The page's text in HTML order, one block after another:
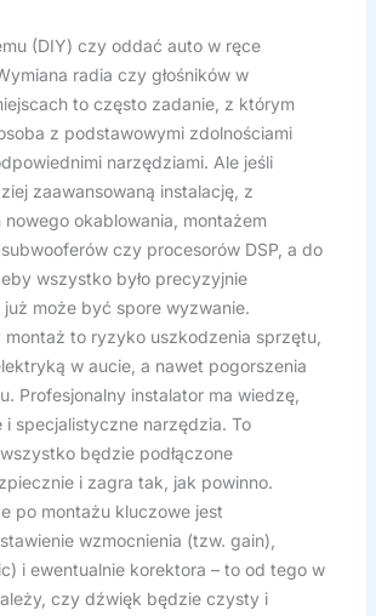
(DIY) czy oddać auto w ręce
radia czy głośników w
to często zadanie, z którym
z podstawowymi zdolnościami
narzędziami. Ale jeśli
zaawansowaną instalację, z
nowego okablowania, montażem
czy procesorów DSP, a do
wszystko było precyzyjnie
już może być spore wyzwanie.
montaż to ryzyko uszkodzenia sprzętu,
w aucie, a nawet pogorszenia
Profesjonalny instalator ma wiedzę,
i specjalistyczne narzędzia. To
będzie podłączone
i zagra tak, jak powinno.
po montażu kluczowe jest
wzmocnienia (tzw. gain),
i ewentualnie korektora – to od tego w
czy dźwięk będzie czysty i